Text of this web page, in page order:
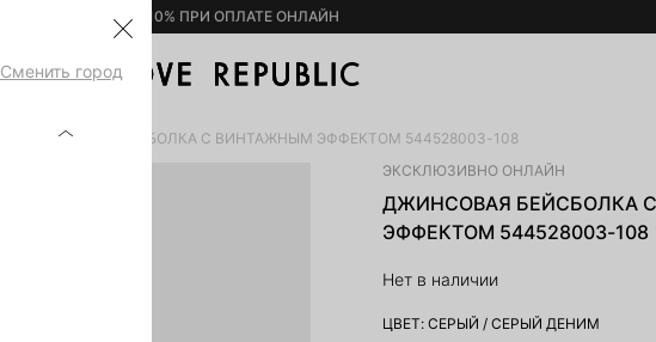
– 10% ПРИ ОПЛАТЕ ОНЛАЙН
Сменить город
ДЖИНСОВАЯ БЕЙСБОЛКА С ВИНТАЖНЫМ ЭФФЕКТОМ 544528003-108
ЭКСКЛЮЗИВНО ОНЛАЙН
ДЖИНСОВАЯ БЕЙСБОЛКА
ЭФФЕКТОМ 544528003-108
Нет в наличии
ЦВЕТ:СЕРЫЙ /СЕРЫЙ ДЕНИМ